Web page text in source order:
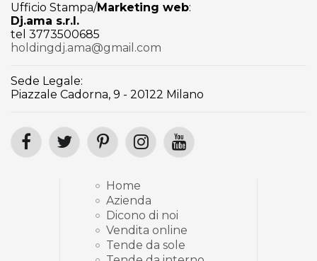
Ufficio Stampa/Marketing web:
Dj.ama s.r.l.
tel 3773500685
holdingdj.ama@gmail.com
Sede Legale:
Piazzale Cadorna, 9 - 20122 Milano
Home
Azienda
Dicono di noi
Vendita online
Tende da sole